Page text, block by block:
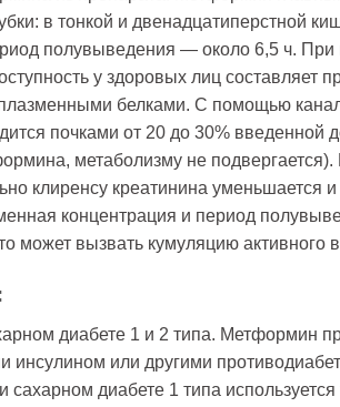
в тонкой и двенадцатиперстной
полувыведения — около 6,5 ч. При
у здоровых лиц составляет
белками. С помощью
почками от 20 до 30% введенной
метаболизму не
клиренсу креатинина уменьшается
концентрация и период
может вызвать кумуляцию активного
диабете 1 и 2 типа. Метформин
инсулином или другими
диабете 1 типа используется